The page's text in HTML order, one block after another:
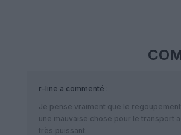
r-line a commenté :
Je pense vraiment que le
une mauvaise chose pour le transport
très puissant.